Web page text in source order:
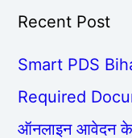
Recent Post
Smart PDS
Required
ऑनलाइन आवेदन के